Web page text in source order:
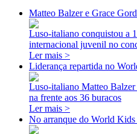
Matteo Balzer e Grace
Luso-italiano conquistou a
internacional juvenil no
Ler mais >
Liderança repartida no
Luso-italiano Matteo
na frente aos 36 buracos
Ler mais >
No arranque do World Kids